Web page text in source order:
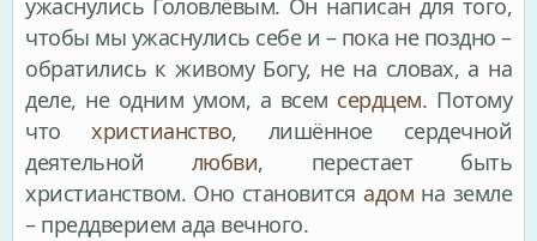
ужаснулись Головлёвым. Он написан для того,
чтобы мы ужаснулись себе и – пока не поздно –
обратились к живому Богу, не на словах, а на
деле, не одним умом, а всем сердцем. Потому
чтохристианство, лишённое сердечной
деятельной любви, перестает быть
христианством. Оно становится адом на земле
– преддверием ада вечного.